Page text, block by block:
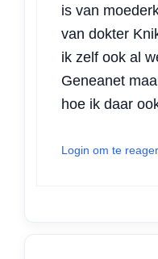
is van
van dokter
ik zelf ook al
Geneanet
hoe ik daar
Login om te